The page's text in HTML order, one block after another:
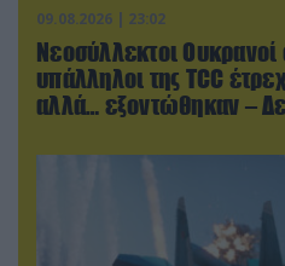
09.08.2026 | 23:02
Νεοσύλλεκτοι Ουκρανοί
υπάλληλοι της TCC
αλλά… εξοντώθηκαν –